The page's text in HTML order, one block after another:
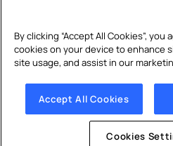
Copyright © 2026
Sitemap|Política de Privacidade|
By clicking “Accept All Cookies”,
cookies on your device to enhance
site usage, and assist in our
Accept All Cookies
Cookies